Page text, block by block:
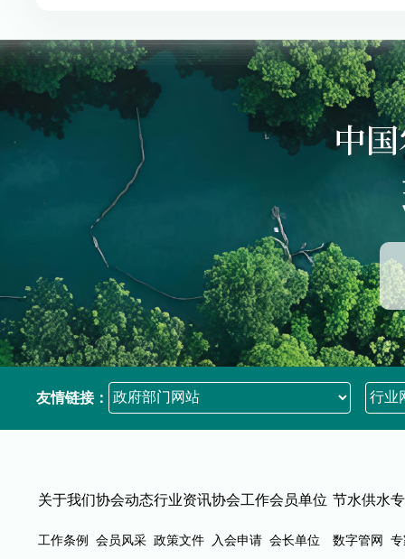
友情链接：
关于我们
工作条例
协会动态
会员风采
行业资讯
政策文件
协会工作
入会申请
会员单位
会长单位
节水供水
数字管网